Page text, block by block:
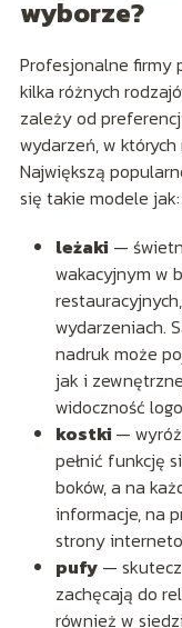
wyborze?
Profesjonalne firmy
kilka różnych
zależy od
wydarzeń, w
Największą
się takie modele jak:
leżaki —
wakacyjnym w
wydarzeniach.
nadruk może
jak i
widoczność
kostki —
pełnić funkcję
boków, a na
informacje, na
strony
pufy—
zachęcają do
również w